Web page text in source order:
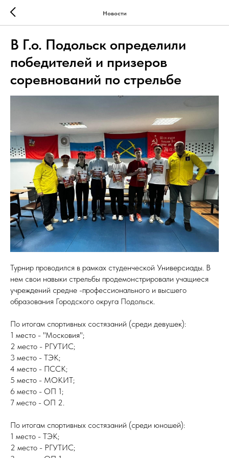
Новости
В Г.о. Подольск определили
победителей и призеров
соревнований по стрельбе
Турнир проводился в рамках студенческой Универсиады. В
нем свои навыки стрельбы продемонстрировали учащиеся
учреждений средне -профессионального и высшего
образования Городского округа Подольск.
По итогам спортивных состязаний (среди девушек):
1 место - "Московия";
2 место - РГУТИС;
3 место - ТЭК;
4 место - ПССК;
5 место - МОКИТ;
6 место - ОП 1;
7 место - ОП 2.
По итогам спортивных состязаний (среди юношей):
1 место - ТЭК;
2 место - РГУТИС;